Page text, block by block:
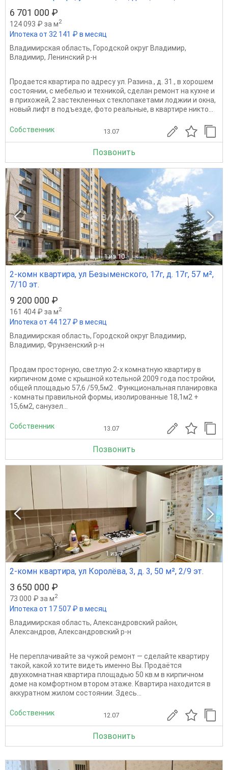
6 701 000 ₽
124 093 ₽ за м2
Ипотека от 32 141 ₽ в месяц
Владимирская область, Городской округ Владимир,
Владимир, Ленинский р-н
Продается квартира по адресу ул. Разина., д. 31., в хорошем
состоянии, с мебелью и техникой, сделан ремонт на кухне и
в прихожей, 2 застекленных стеклопакетами лоджии и окна,
новый лифт в подъезде, фото реальные, в квартире никто...
Собственник 13.07
Позвонить
1 из 10
2-комн квартира, ул Безыменского, 17г, д. 17г, 57 м²,
7/10 эт.
9 200 000 ₽
161 404 ₽ за м2
Ипотека от 44 127 ₽ в месяц
Владимирская область, Городской округ Владимир,
Владимир, Фрунзенский р-н
Продам просторную, светлую 2-х комнатную квартиру в
кирпичном доме с крышной котельной 2009 года постройки,
общей площадью 57,6 /59,5м2 . Функциональная планировка
- комнаты правильной формы, изолированные 18,1м2 +
15,6м2, санузел...
Собственник 13.07
Позвонить
1 из 7
2-комн квартира, ул Королёва, 3, д. 3, 50 м², 2/9 эт.
3 650 000 ₽
73 000 ₽ за м2
Ипотека от 17 507 ₽ в месяц
Владимирская область, Александровский район,
Александров, Александровский р-н
Не переплачивайте за чужой ремонт — сделайте квартиру
такой, какой хотите видеть именно Вы. Продаётся
двухкомнатная квартира площадью 50 кв.м в кирпичном
доме на комфортном втором этаже. Квартира находится в
аккуратном жилом состоянии. Здесь...
Собственник 12.07
Позвонить